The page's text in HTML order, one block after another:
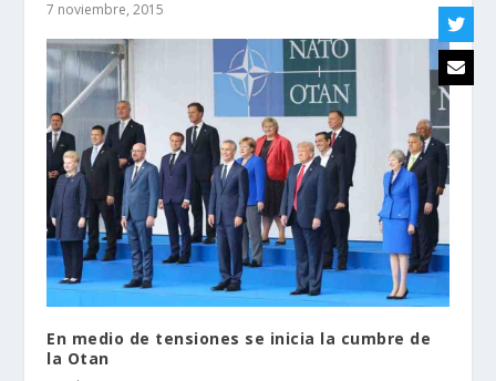
7 noviembre, 2015
En medio de tensiones se inicia la cumbre de
la Otan